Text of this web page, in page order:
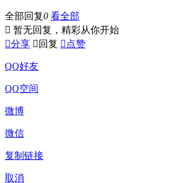
全部回复0 看全部
 暂无回复，精彩从你开始
分享  回复  点赞
QQ好友
QQ空间
微博
微信
复制链接
取消